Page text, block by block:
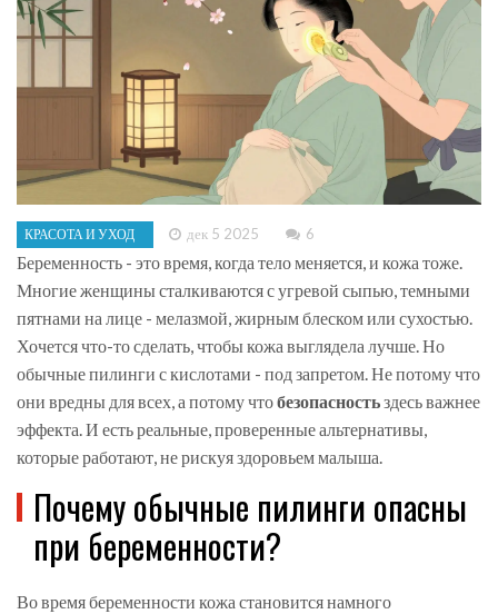
КРАСОТА И УХОД дек 5 2025 6
Беременность - это время, когда тело меняется, и кожа тоже.
Многие женщины сталкиваются с угревой сыпью, темными
пятнами на лице - мелазмой, жирным блеском или сухостью.
Хочется что-то сделать, чтобы кожа выглядела лучше. Но
обычные пилинги с кислотами - под запретом. Не потому что
они вредны для всех, а потому чтобезопасностьздесь важнее
эффекта. И есть реальные, проверенные альтернативы,
которые работают, не рискуя здоровьем малыша.
Почему обычные пилинги опасны
при беременности?
Во время беременности кожа становится намного